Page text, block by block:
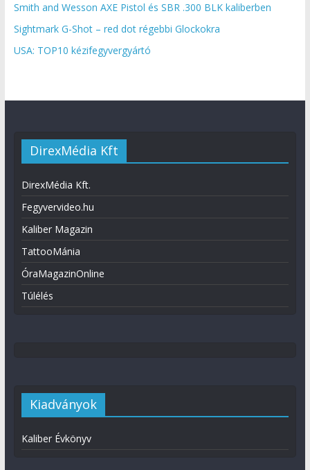
Smith and Wesson AXE Pistol és SBR .300 BLK kaliberben
Sightmark G-Shot – red dot régebbi Glockokra
USA: TOP10 kézifegyvergyártó
DirexMédia Kft
DirexMédia Kft.
Fegyvervideo.hu
Kaliber Magazin
TattooMánia
ÓraMagazinOnline
Túlélés
Kiadványok
Kaliber Évkönyv